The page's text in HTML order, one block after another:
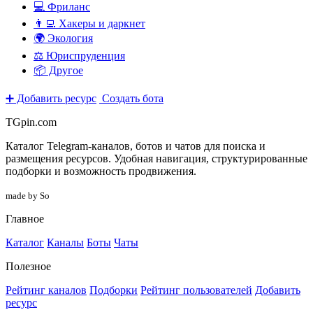
💻 Фриланс
👨‍💻 Хакеры и даркнет
🌍 Экология
⚖️ Юриспруденция
📦 Другое
➕ Добавить ресурс Создать бота
TGpin.com
Каталог Telegram-каналов, ботов и чатов для поиска и
размещения ресурсов. Удобная навигация, структурированные
подборки и возможность продвижения.
made by So
Главное
Каталог Каналы Боты Чаты
Полезное
Рейтинг каналов Подборки Рейтинг пользователей Добавить
ресурс